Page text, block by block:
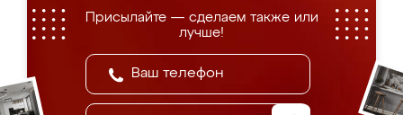
Присылайте — сделаем также или
лучше!